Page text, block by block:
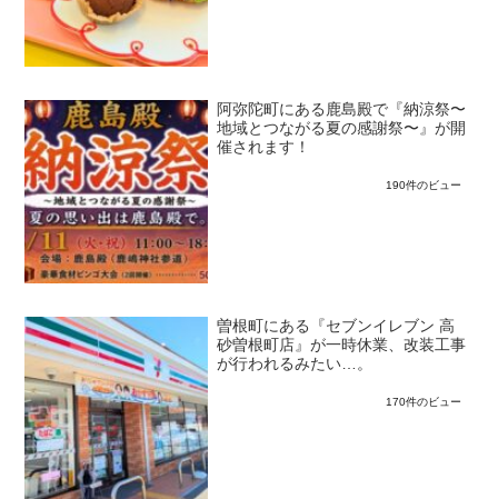
阿弥陀町にある鹿島殿で『納涼祭〜
地域とつながる夏の感謝祭〜』が開
催されます！
190件のビュー
曽根町にある『セブンイレブン 高
砂曽根町店』が一時休業、改装工事
が行われるみたい…。
170件のビュー